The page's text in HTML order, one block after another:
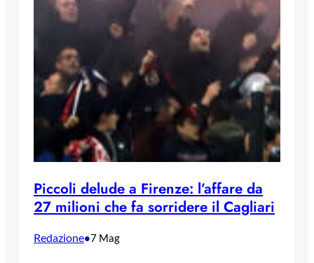
Piccoli delude a Firenze: l’affare da
27 milioni che fa sorridere il Cagliari
Redazione•7 Mag